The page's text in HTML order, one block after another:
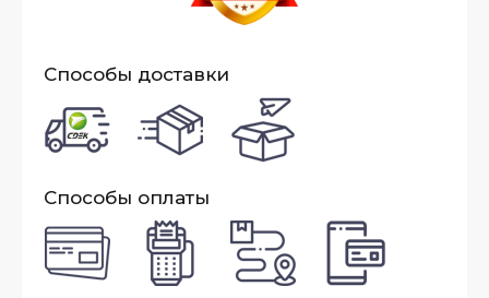
Способы доставки
Способы оплаты